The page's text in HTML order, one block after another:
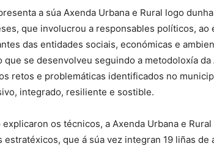
a súa Axenda Urbana e Rural logo
que involucrou a responsables políticos,
das entidades sociais, económicas e
que se desenvolveu seguindo a metodoloxía
retos e problemáticas identificados no
integrado, resiliente e sostible.
explicaron os técnicos, a Axenda Urbana e
estratéxicos, que á súa vez integran 19 liñas de